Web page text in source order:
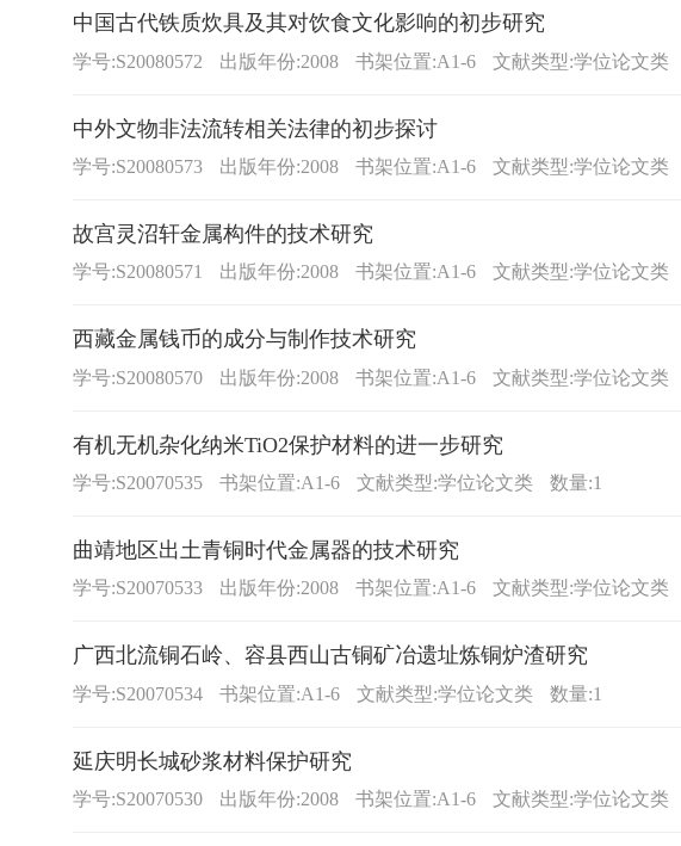
中国古代铁质炊具及其对饮食文化影响的初步研究
学号:S20080572 出版年份:2008 书架位置:A1-6 文献类型:学位论文类
中外文物非法流转相关法律的初步探讨
学号:S20080573 出版年份:2008 书架位置:A1-6 文献类型:学位论文类
故宫灵沼轩金属构件的技术研究
学号:S20080571 出版年份:2008 书架位置:A1-6 文献类型:学位论文类
西藏金属钱币的成分与制作技术研究
学号:S20080570 出版年份:2008 书架位置:A1-6 文献类型:学位论文类
有机无机杂化纳米TiO2保护材料的进一步研究
学号:S20070535 书架位置:A1-6 文献类型:学位论文类 数量:1
曲靖地区出土青铜时代金属器的技术研究
学号:S20070533 出版年份:2008 书架位置:A1-6 文献类型:学位论文类
广西北流铜石岭、容县西山古铜矿冶遗址炼铜炉渣研究
学号:S20070534 书架位置:A1-6 文献类型:学位论文类 数量:1
延庆明长城砂浆材料保护研究
学号:S20070530 出版年份:2008 书架位置:A1-6 文献类型:学位论文类